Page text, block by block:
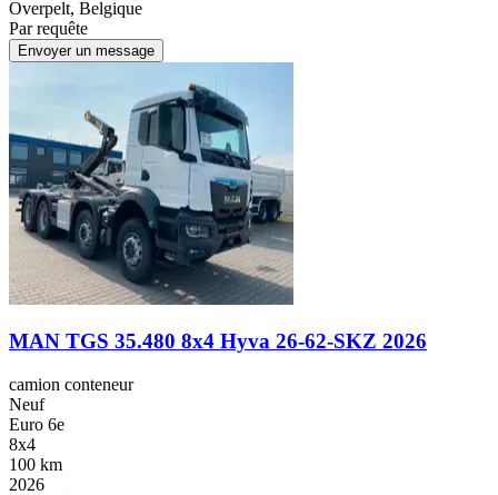
Overpelt, Belgique
Par requête
Envoyer un message
MAN TGS 35.480 8x4 Hyva 26-62-SKZ 2026
camion conteneur
Neuf
Euro 6e
8x4
100 km
2026